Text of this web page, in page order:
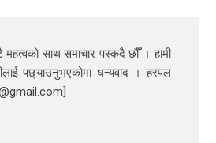
महत्वको साथ समाचार पस्कदै छौँँ । हामी
पछ्याउनुभएकोमा धन्यवाद । हरपल